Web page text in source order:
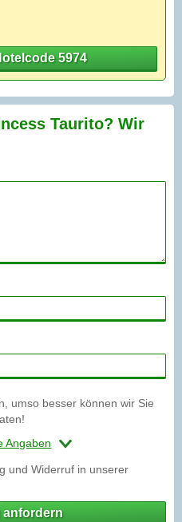
5974
Taurito? Wir
umso besser können wir Sie
Angaben
und Widerruf in unserer
anfordern